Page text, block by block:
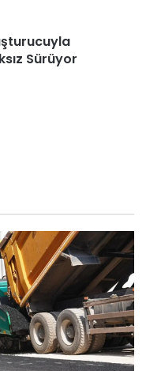
Sürüyor